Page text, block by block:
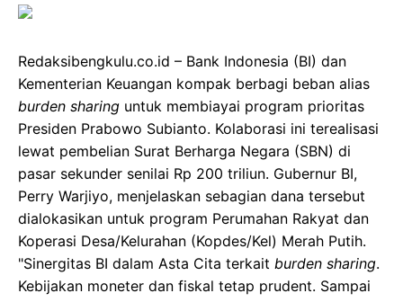
Redaksibengkulu.co.id – Bank Indonesia (BI) dan
Kementerian Keuangan kompak berbagi beban alias
burden sharing untuk membiayai program prioritas
Presiden Prabowo Subianto. Kolaborasi ini terealisasi
lewat pembelian Surat Berharga Negara (SBN) di
pasar sekunder senilai Rp 200 triliun. Gubernur BI,
Perry Warjiyo, menjelaskan sebagian dana tersebut
dialokasikan untuk program Perumahan Rakyat dan
Koperasi Desa/Kelurahan (Kopdes/Kel) Merah Putih.
"Sinergitas BI dalam Asta Cita terkait burden sharing.
Kebijakan moneter dan fiskal tetap prudent. Sampai